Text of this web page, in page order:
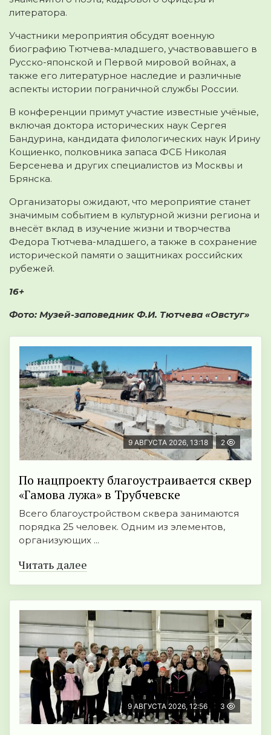
литератора.
Участники мероприятия обсудят военную
биографию Тютчева-младшего, участвовавшего в
Русско-японской и Первой мировой войнах, а
также его литературное наследие и различные
аспекты истории пограничной службы России.
В конференции примут участие известные учёные,
включая доктора исторических наук Сергея
Бандурина, кандидата филологических наук Ирину
Кощиенко, полковника запаса ФСБ Николая
Берсенева и других специалистов из Москвы и
Брянска.
Организаторы ожидают, что мероприятие станет
значимым событием в культурной жизни региона и
внесёт вклад в изучение жизни и творчества
Федора Тютчева-младшего, а также в сохранение
исторической памяти о защитниках российских
рубежей.
16+
Фото: Музей-заповедник Ф.И. Тютчева «Овстуг»
9 АВГУСТА 2026, 13:18 2
По нацпроекту благоустраивается сквер
«Гамова лужа» в Трубчевске
Всего благоустройством сквера занимаются
порядка 25 человек. Одним из элементов,
организующих ...
Читать далее
9 АВГУСТА 2026, 12:56 3